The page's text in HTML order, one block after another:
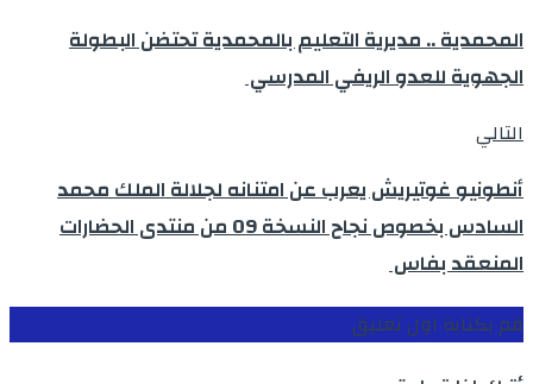
المحمدية .. مديرية التعليم بالمحمدية تحتضن البطولة
الجهوية للعدو الريفي المدرسي
التالي
أنطونيو غوتيريش يعرب عن امتنانه لجلالة الملك محمد
السادس بخصوص نجاح النسخة 09 من منتدى الحضارات
المنعقد بفاس
قم بكتابة اول تعليق